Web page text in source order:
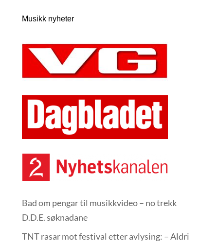
Musikk nyheter
Bad om pengar til musikkvideo – no trekk
D.D.E. søknadane
TNT rasar mot festival etter avlysing: – Aldri